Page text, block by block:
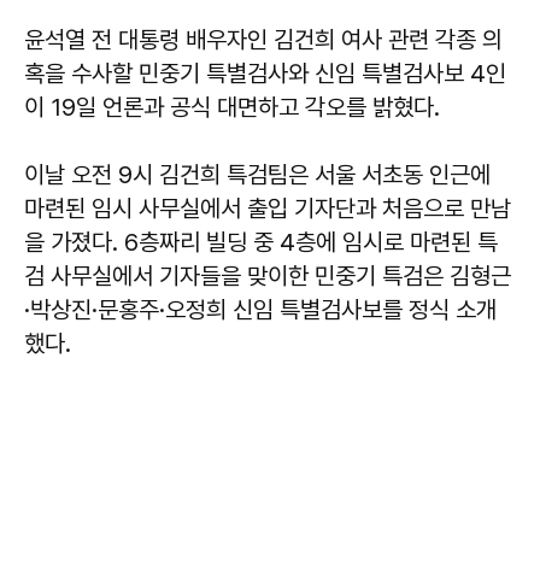
윤석열 전 대통령 배우자인 김건희 여사 관련 각종 의
혹을 수사할 민중기 특별검사와 신임 특별검사보 4인
이 19일 언론과 공식 대면하고 각오를 밝혔다.
이날 오전 9시 김건희 특검팀은 서울 서초동 인근에
마련된 임시 사무실에서 출입 기자단과 처음으로 만남
을 가졌다. 6층짜리 빌딩 중 4층에 임시로 마련된 특
검 사무실에서 기자들을 맞이한 민중기 특검은 김형근
·박상진·문홍주·오정희 신임 특별검사보를 정식 소개
했다.